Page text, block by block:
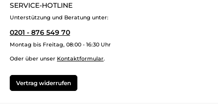
SERVICE-HOTLINE
Unterstützung und Beratung unter:
0201 - 876 549 70
Montag bis Freitag, 08:00 - 16:30 Uhr
Oder über unser Kontaktformular.
Vertrag widerrufen